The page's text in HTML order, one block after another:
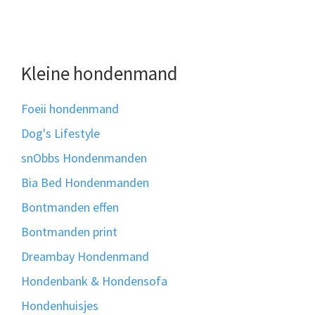
Kleine hondenmand
Foeii hondenmand
Dog's Lifestyle
snObbs Hondenmanden
Bia Bed Hondenmanden
Bontmanden effen
Bontmanden print
Dreambay Hondenmand
Hondenbank & Hondensofa
Hondenhuisjes